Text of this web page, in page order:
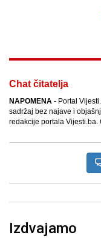
Chat čitatelja
NAPOMENA - Portal
sadržaj bez najave i
redakcije portala Vijesti.ba.
Izdvajamo